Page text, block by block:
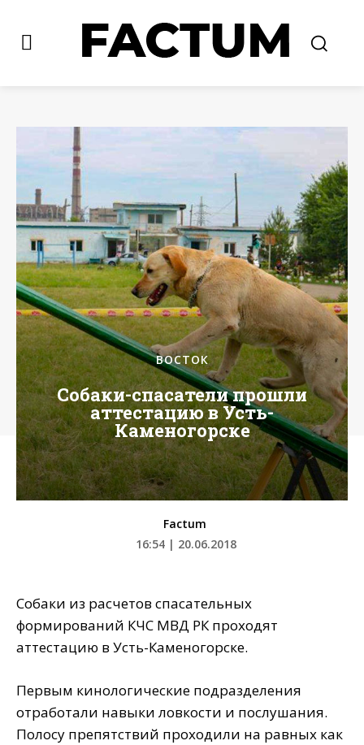
ВОСТОК
Собаки-спасатели прошли
аттестацию в Усть-
Каменогорске
Factum
16:54 | 20.06.2018
Собаки из расчетов спасательных
формирований КЧС МВД РК проходят
аттестацию в Усть-Каменогорске.
Первым кинологические подразделения
отработали навыки ловкости и послушания.
Полосу препятствий проходили на равных как